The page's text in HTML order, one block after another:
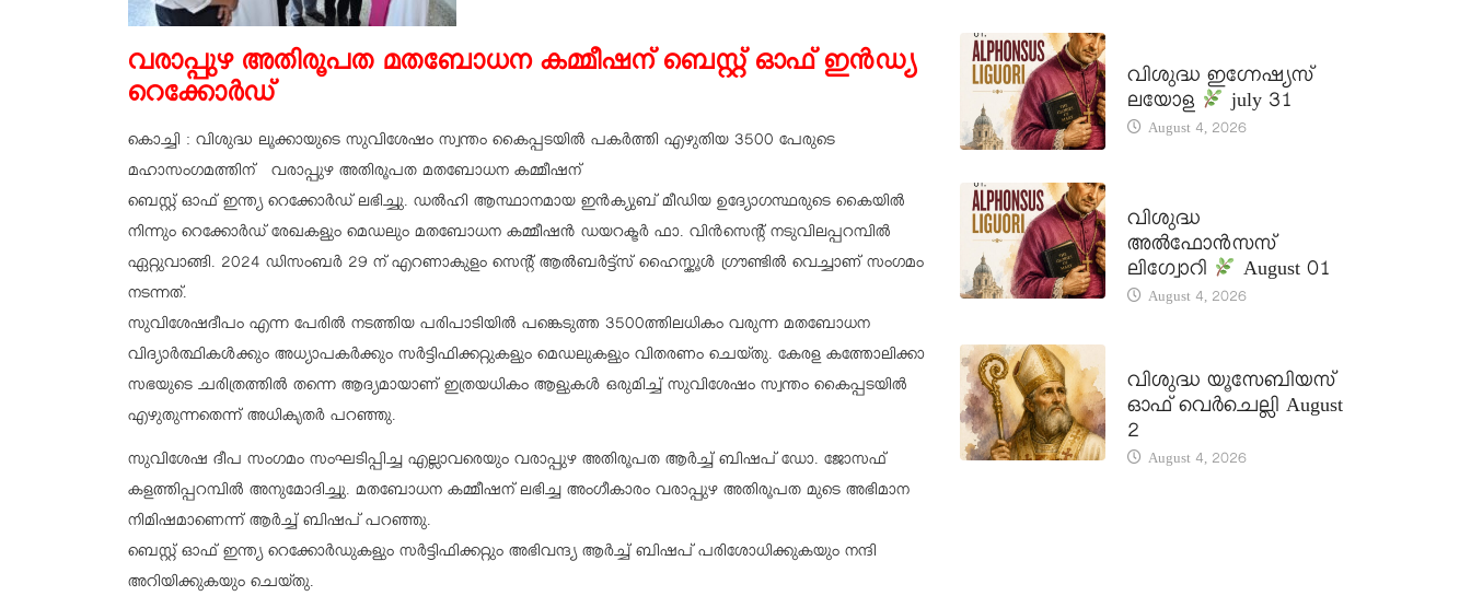
വരാപ്പുഴ അതിരൂപത മതബോധന കമ്മീഷന് ബെസ്റ്റ് ഓഫ് ഇൻഡ്യ
റെക്കോർഡ്
കൊച്ചി : വിശുദ്ധ ലൂക്കായുടെ സുവിശേഷം സ്വന്തം കൈപ്പടയിൽ പകർത്തി എഴുതിയ 3500 പേരുടെ
മഹാസംഗമത്തിന് വരാപ്പുഴ അതിരൂപത മതബോധന കമ്മീഷന്
ബെസ്റ്റ് ഓഫ് ഇന്ത്യ റെക്കോർഡ് ലഭിച്ചു. ഡൽഹി ആസ്ഥാനമായ ഇൻക്യുബ് മീഡിയ ഉദ്യോഗസ്ഥരുടെ കൈയിൽ
നിന്നും റെക്കോർഡ് രേഖകളും മെഡലും മതബോധന കമ്മീഷൻ ഡയറക്ടർ ഫാ. വിൻസെൻ്റ് നടുവിലപ്പറമ്പിൽ
ഏറ്റുവാങ്ങി. 2024 ഡിസംബർ 29 ന് എറണാകുളം സെൻ്റ് ആൽബർട്ട്സ് ഹൈസ്കൂൾ ഗ്രൗണ്ടിൽ വെച്ചാണ് സംഗമം
നടന്നത്.
സുവിശേഷദീപം എന്ന പേരിൽ നടത്തിയ പരിപാടിയിൽ പങ്കെടുത്ത 3500ത്തിലധികം വരുന്ന മതബോധന
വിദ്യാർത്ഥികൾക്കും അധ്യാപകർക്കും സർട്ടിഫിക്കറ്റുകളും മെഡലുകളും വിതരണം ചെയ്തു. കേരള കത്തോലിക്കാ
സഭയുടെ ചരിത്രത്തിൽ തന്നെ ആദ്യമായാണ് ഇത്രയധികം ആളുകൾ ഒരുമിച്ച് സുവിശേഷം സ്വന്തം കൈപ്പടയിൽ
എഴുതുന്നതെന്ന് അധികൃതർ പറഞ്ഞു.
സുവിശേഷ ദീപ സംഗമം സംഘടിപ്പിച്ച എല്ലാവരെയും വരാപ്പുഴ അതിരൂപത ആർച്ച് ബിഷപ് ഡോ. ജോസഫ്
കളത്തിപ്പറമ്പിൽ അനുമോദിച്ചു. മതബോധന കമ്മീഷന് ലഭിച്ച അംഗീകാരം വരാപ്പുഴ അതിരൂപത മുടെ അഭിമാന
നിമിഷമാണെന്ന് ആർച്ച് ബിഷപ് പറഞ്ഞു.
ബെസ്റ്റ് ഓഫ് ഇന്ത്യ റെക്കോർഡുകളും സർട്ടിഫിക്കറ്റും അഭിവന്ദ്യ ആർച്ച് ബിഷപ് പരിശോധിക്കുകയും നന്ദി
അറിയിക്കുകയും ചെയ്തു.
വിശുദ്ധ ഇഗ്നേഷ്യസ്
ലയോള
july 31
August 4, 2026
വിശുദ്ധ
അൽഫോൻസസ്
ലിഗ്വോറി
August 01
August 4, 2026
വിശുദ്ധ യൂസേബിയസ്
ഓഫ് വെർചെല്ലി August
2
August 4, 2026